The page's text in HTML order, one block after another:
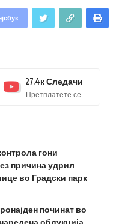
27.4кСледачи
Претплатете се
гони
причина удрил
во Градски парк
починат во
обдукција